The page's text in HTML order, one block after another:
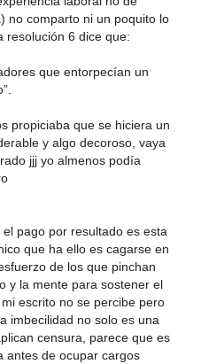
no comparto ni un poquito lo
resolución 6 dice que:
que entorpecían un
propiciaba que se hiciera un
y algo decoroso, vaya
jjj yo almenos podía
pago por resultado es esta
que ha ello es cagarse en
de los que pinchan
y la mente para sostener el
escrito no se percibe pero
imbecilidad no solo es una
censura, parece que es
antes de ocupar cargos